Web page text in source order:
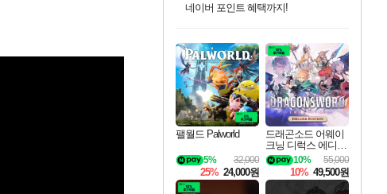
최대 90% 할인가를 만나보세요!
네이버혜택과 함께 만나보세요!
50%할인&추가 적립까지!
네이버 포인트 혜택까지!
이니&베니 혜택까지!
네이버 혜택가와 함께 예약하세요!
할인&네이버혜택으로 만나보세요!
네이버페이 혜택과 만나보세요!
40주년 프로모션으로 만나보세요!
할인가에 만나보세요!
일부 에디션 상시 할인!
혜택으로 예약 판매 중
편안하게 충전하세요
팰월드 Palworld
32,000
5%
25% 24,000원
드래곤소드 어웨이
크닝 디럭스 에디션
DragonSword Awake
ning Deluxe Edition
55,000
10%
10% 49,500원